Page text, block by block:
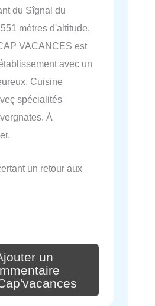
du Sîgnal du
mètres d'altitude.
VACANCES est
avec un
Cuisine
spécialités
À
un retour aux
un